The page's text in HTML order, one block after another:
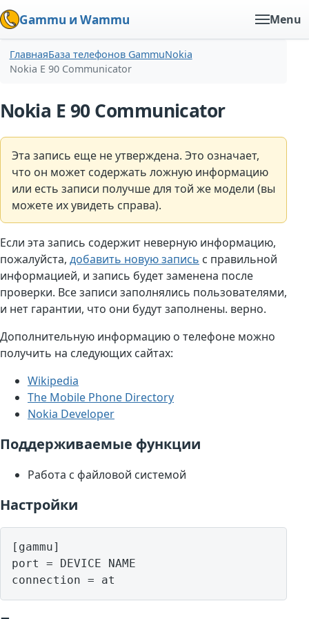
Gammu и Wammu Menu
ГлавнаяБаза телефонов GammuNokia
Nokia E 90 Communicator
Nokia E 90 Communicator
Эта запись еще не утверждена. Это означает,
что он может содержать ложную информацию
или есть записи получше для той же модели (вы
можете их увидеть справа).
Если эта запись содержит неверную информацию,
пожалуйста, добавить новую запись с правильной
информацией, и запись будет заменена после
проверки. Все записи заполнялись пользователями,
и нет гарантии, что они будут заполнены. верно.
Дополнительную информацию о телефоне можно
получить на следующих сайтах:
Wikipedia
The Mobile Phone Directory
Nokia Developer
Поддерживаемые функции
Работа с файловой системой
Настройки
[gammu]
port = DEVICE NAME